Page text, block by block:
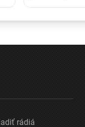
zvýšený výskyt
rádiá